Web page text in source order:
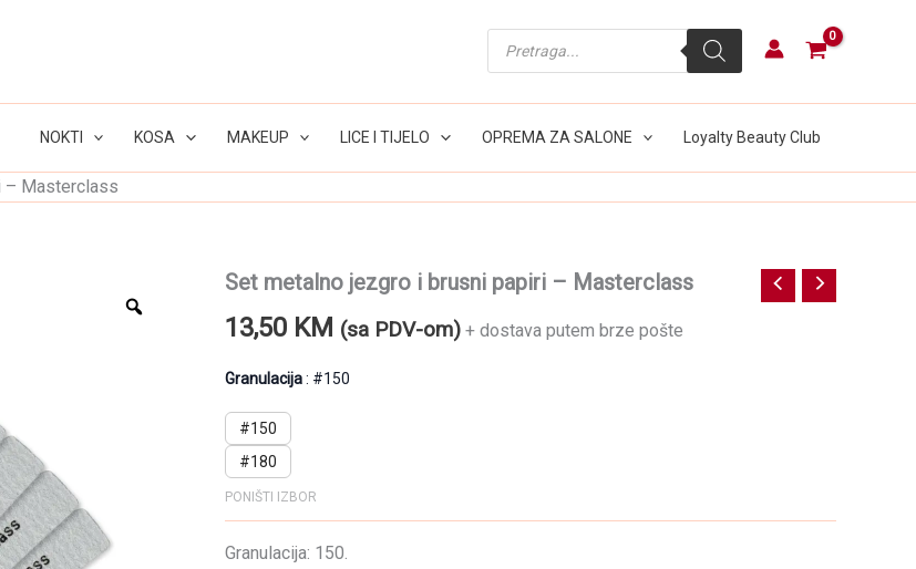
search
NOKTI KOSA MAKEUP LICE I TIJELO OPREMA ZA SALONE Loyalty Beauty Club
– Masterclass
Set metalno jezgro i brusni papiri – Masterclass
13,50 KM (sa PDV-om) + dostava putem brze pošte
Granulacija #150
#150
#180
PONIŠTI IZBOR
Granulacija: 150.